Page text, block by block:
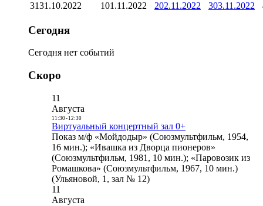
3131.10.2022 101.11.2022 202.11.2022 303.11.2022
Сегодня
Сегодня нет событий
Скоро
11
Августа
11:30- 12:30
Виртуальный концертный зал 0+
Показ м/ф «Мойдодыр» (Союзмультфильм, 1954,
16 мин.); «Ивашка из Дворца пионеров»
(Союзмультфильм, 1981, 10 мин.); «Паровозик из
Ромашкова» (Союзмультфильм, 1967, 10 мин.)
(Ульяновой, 1, зал № 12)
11
Августа